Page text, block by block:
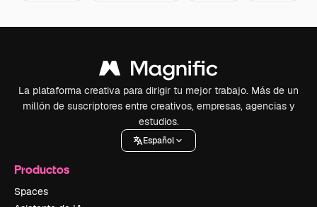
La plataforma creativa para dirigir tu mejor trabajo. Más de un
millón de suscriptores entre creativos, empresas, agencias y
estudios.
Español
Productos
Spaces